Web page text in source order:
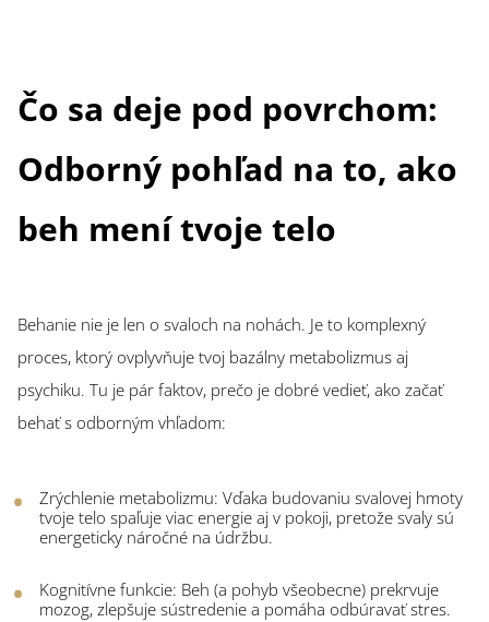
Čo sa deje pod povrchom:
Odborný pohľad na to, ako
beh mení tvoje telo
Behanie nie je len o svaloch na nohách. Je to komplexný
proces, ktorý ovplyvňuje tvoj bazálny metabolizmus aj
psychiku. Tu je pár faktov, prečo je dobré vedieť, ako začať
behať s odborným vhľadom:
Zrýchlenie metabolizmu: Vďaka budovaniu svalovej hmoty
tvoje telo spaľuje viac energie aj v pokoji, pretože svaly sú
energeticky náročné na údržbu.
Kognitívne funkcie: Beh (a pohyb všeobecne) prekrvuje
mozog, zlepšuje sústredenie a pomáha odbúravať stres.